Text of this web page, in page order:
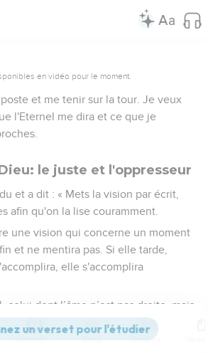
en vidéo pour le moment.
et me tenir sur la tour. Je veux
l'Eternel me dira et ce que je
le juste et l'oppresseur
et a dit : « Mets la vision par écrit,
afin qu'on la lise couramment.
une vision qui concerne un moment
et ne mentira pas. Si elle tarde,
elle s'accomplira
celui dont l’âme n’est pas droite, mais
»
: l'arrogant ne reste pas tranquille, il
Commentaires Strong